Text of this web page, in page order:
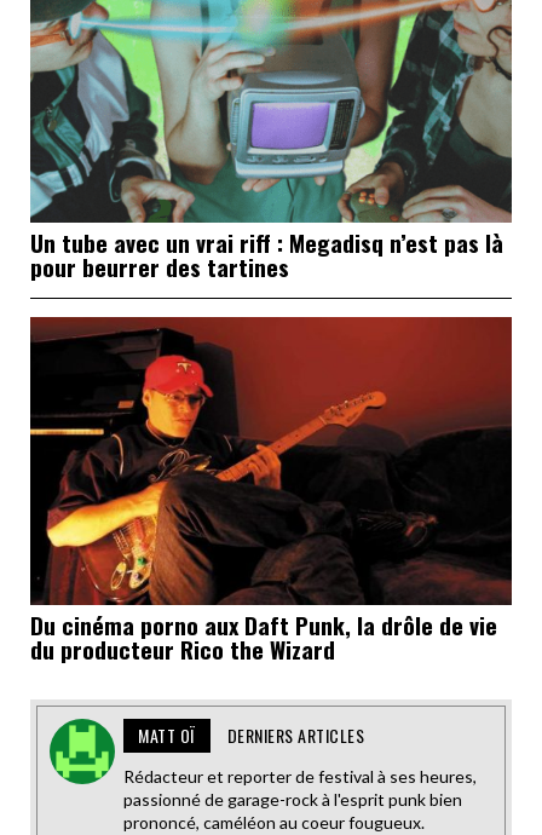
Un tube avec un vrai riff : Megadisq n’est pas là
pour beurrer des tartines
Du cinéma porno aux Daft Punk, la drôle de vie
du producteur Rico the Wizard
MATT OÏ DERNIERS ARTICLES
Rédacteur et reporter de festival à ses heures,
passionné de garage-rock à l'esprit punk bien
prononcé, caméléon au coeur fougueux.